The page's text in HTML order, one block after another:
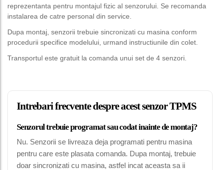
reprezentanta pentru montajul fizic al senzorului. Se recomanda
instalarea de catre personal din service.
Dupa montaj, senzorii trebuie sincronizati cu masina conform
procedurii specifice modelului, urmand instructiunile din colet.
Transportul este gratuit la comanda unui set de 4 senzori.
Intrebari frecvente despre acest senzor TPMS
Senzorul trebuie programat sau codat inainte de montaj?
Nu. Senzorii se livreaza deja programati pentru masina
pentru care este plasata comanda. Dupa montaj, trebuie
doar sincronizati cu masina, astfel incat aceasta sa ii